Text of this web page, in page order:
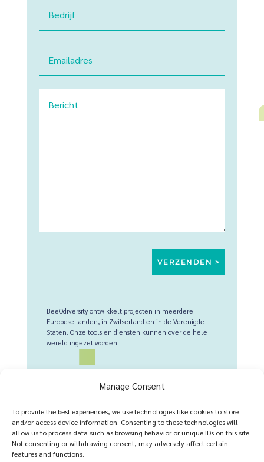
Manage Consent
To provide the best experiences, we use technologies like cookies to store
and/or access device information. Consenting to these technologies will
allow us to process data such as browsing behavior or unique IDs on this site.
Not consenting or withdrawing consent, may adversely affect certain
features and functions.
BeeOdiversity ontwikkelt projecten in meerdere
Europese landen, in Zwitserland en in de Verenigde
Staten. Onze tools en diensten kunnen over de hele
wereld ingezet worden.
Operationeel hoofdkwartier : Chaussée de Namur 143,
1402 Thines, België